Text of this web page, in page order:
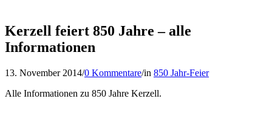
Kerzell feiert 850 Jahre – alle
Informationen
13. November 2014/0 Kommentare/in 850 Jahr-Feier
Alle Informationen zu 850 Jahre Kerzell.